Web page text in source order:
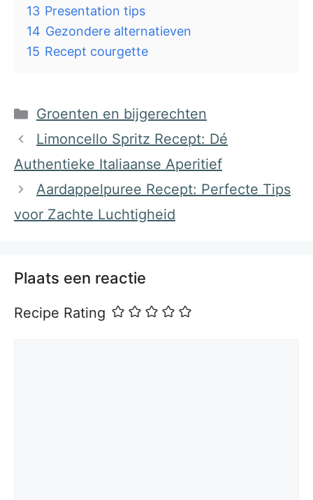
13 Presentation tips
14 Gezondere alternatieven
15 Recept courgette
Categorieën
Groenten en bijgerechten
Limoncello Spritz Recept: Dé
Authentieke Italiaanse Aperitief
Aardappelpuree Recept: Perfecte Tips
voor Zachte Luchtigheid
Plaats een reactie
Recipe Rating